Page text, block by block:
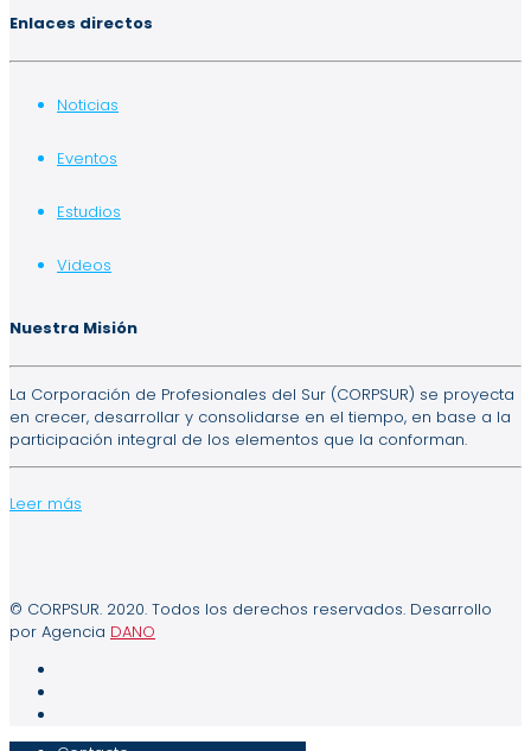
Enlaces directos
Noticias
Eventos
Estudios
Videos
Nuestra Misión
La Corporación de Profesionales del Sur (CORPSUR) se proyecta
en crecer, desarrollar y consolidarse en el tiempo, en base a la
participación integral de los elementos que la conforman.
Leer más
© CORPSUR. 2020. Todos los derechos reservados. Desarrollo
por Agencia DANO